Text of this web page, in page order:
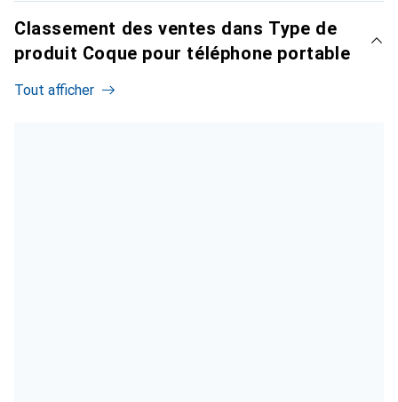
Classement des ventes dans Type de
produit Coque pour téléphone portable
Tout afficher